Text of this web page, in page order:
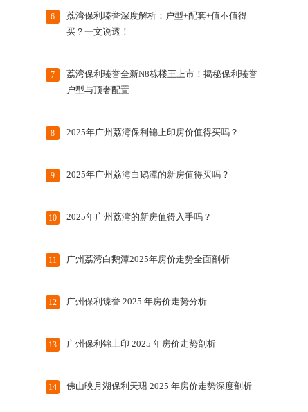
6
荔湾保利瑧誉深度解析：户型+配套+值不值得
买？一文说透！
7
荔湾保利瑧誉全新N8栋楼王上市！揭秘保利瑧誉
户型与顶奢配置
8 2025年广州荔湾保利锦上印房价值得买吗？
9 ​2025年广州荔湾白鹅潭的新房值得买吗？
10 2025年广州荔湾的新房值得入手吗？
11 ​广州荔湾白鹅潭2025年房价走势全面剖析
12 广州保利臻誉​ 2025 年房价走势分析
13 广州保利锦上印 2025 年房价走势剖析
14 佛山映月湖保利天珺 2025 年房价走势深度剖析